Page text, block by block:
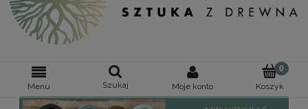
Menu Szukaj Moje konto Koszyk